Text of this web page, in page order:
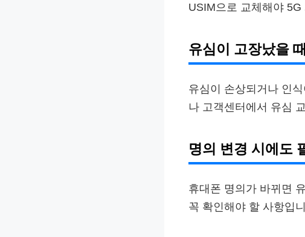
USIM으로 교체해야
유심이 고장났을 때
유심이 손상되거나 인
나 고객센터에서 유심
명의 변경 시에도
휴대폰 명의가 바뀌면
꼭 확인해야 할 사항입